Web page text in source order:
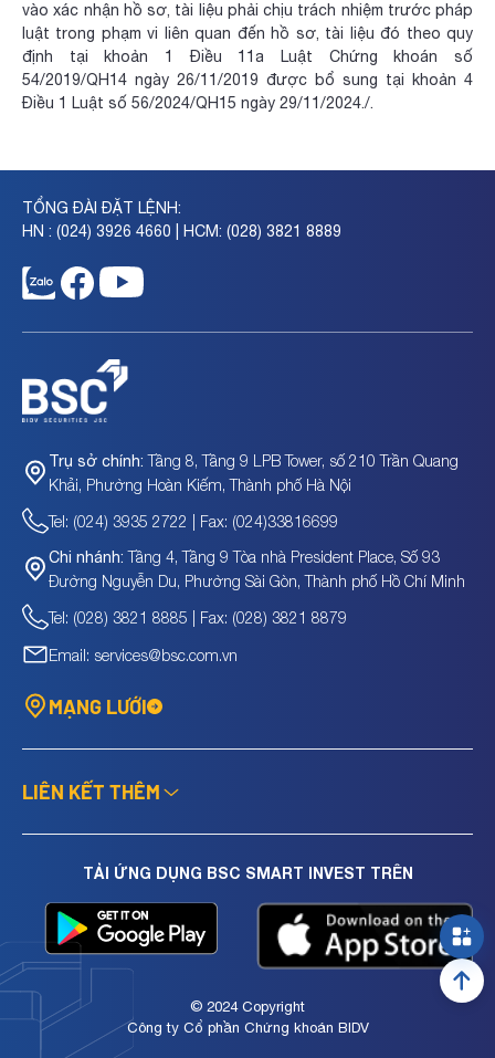
vào xác nhận hồ sơ, tài liệu phải chịu trách nhiệm trước pháp
luật trong phạm vi liên quan đến hồ sơ, tài liệu đó theo quy
định tại khoản 1 Điều 11a Luật Chứng khoán số
54/2019/QH14 ngày 26/11/2019 được bổ sung tại khoản 4
Điều 1 Luật số 56/2024/QH15 ngày 29/11/2024./.
TỔNG ĐÀI ĐẶT LỆNH:
HN : (024) 3926 4660 | HCM: (028) 3821 8889
Trụ sở chính: Tầng 8, Tầng 9 LPB Tower, số 210 Trần Quang
Khải, Phường Hoàn Kiếm, Thành phố Hà Nội
Tel: (024) 3935 2722 | Fax: (024)33816699
Chi nhánh: Tầng 4, Tầng 9 Tòa nhà President Place, Số 93
Đường Nguyễn Du, Phường Sài Gòn, Thành phố Hồ Chí Minh
Tel: (028) 3821 8885 | Fax: (028) 3821 8879
Email: services@bsc.com.vn
MẠNG LƯỚI
LIÊN KẾT THÊM
TẢI ỨNG DỤNG BSC SMART INVEST TRÊN
© 2024 Copyright
Công ty Cổ phần Chứng khoán BIDV